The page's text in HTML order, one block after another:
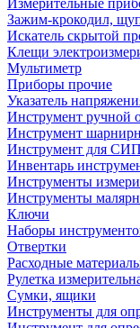
Измерительные
Зажим-крокодил,
Искатель скрытой
Клещи
Мультиметр
Приборы прочие
Указатель
Инструмент ручной
Инструмент
Инструмент для СИП
Инвентарь
Инструменты
Инструменты
Ключи
Наборы
Отвертки
Расходные
Рулетка
Сумки, ящики
Инструменты для